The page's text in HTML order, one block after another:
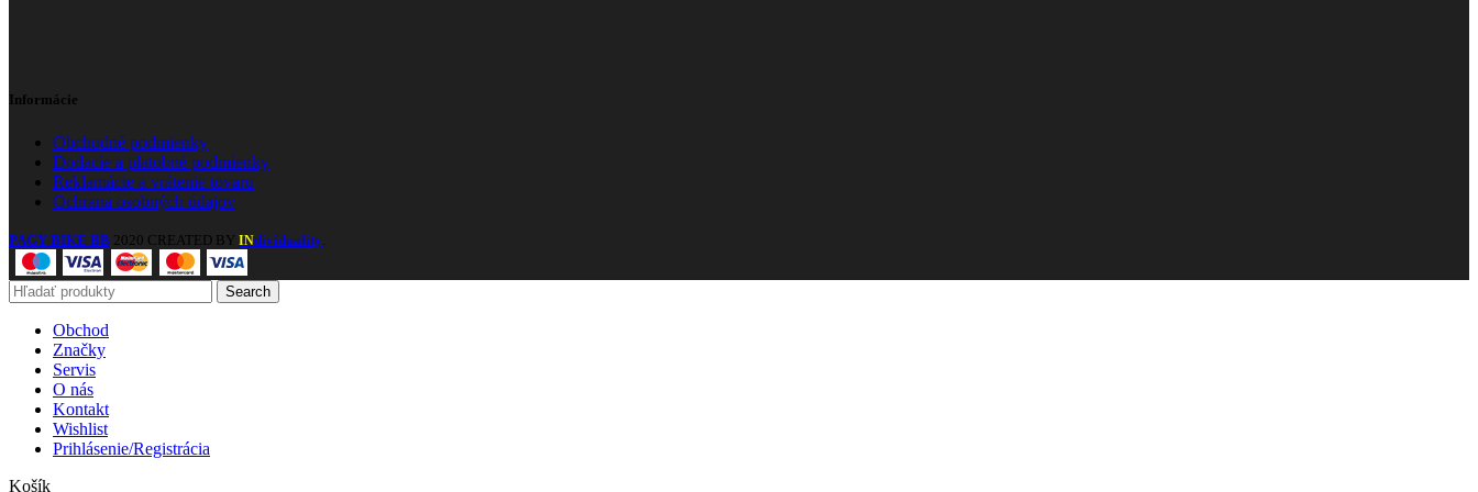
Informácie
Obchodné podmienky
Dodacie a platobné podmienky
Reklamácie a vrátenie tovaru
Ochrana osobných údajov
PAGY BIKE BB 2020 CREATED BY INdividuality
Search
Obchod
Značky
Servis
O nás
Kontakt
Wishlist
Prihlásenie/Registrácia
Košík